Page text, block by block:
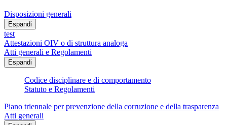
Disposizioni generali
Espandi
test
Attestazioni OIV o di struttura analoga
Atti generali e Regolamenti
Espandi
Codice disciplinare e di comportamento
Statuto e Regolamenti
Piano triennale per prevenzione della corruzione e della trasparenza
Atti generali